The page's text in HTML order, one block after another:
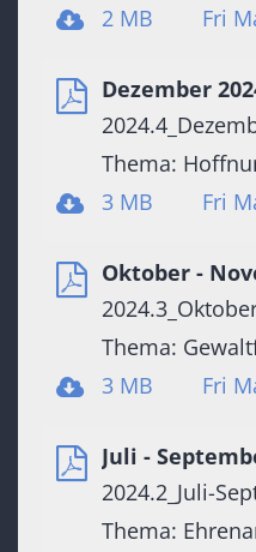
2 MB
Fri
Dezember
Thema:
3 MB
Fri
Oktober -
Thema:
3 MB
Fri
Juli -
2024.2_Juli-
Thema: